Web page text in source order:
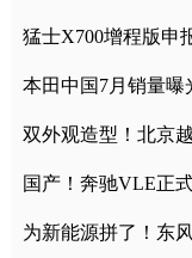
猛士X700增程版申
本田中国7月销量曝
双外观造型！北京
国产！奔驰VLE正
为新能源拼了！东